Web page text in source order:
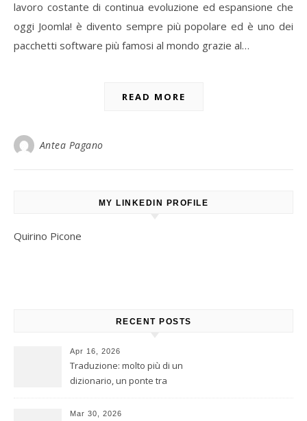
lavoro costante di continua evoluzione ed espansione che
oggi Joomla! è divento sempre più popolare ed è uno dei
pacchetti software più famosi al mondo grazie al…
READ MORE
Antea Pagano
MY LINKEDIN PROFILE
Quirino Picone
RECENT POSTS
Apr 16, 2026
Traduzione: molto più di un
dizionario, un ponte tra
Mar 30, 2026